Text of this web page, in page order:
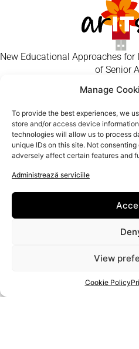
Manage
To provide the best experiences, we
store and/or access device
technologies will allow us to process
unique IDs on this site. Not
adversely affect certain features and
Administrează serviciile
View
Cookie Policy
New Educational Approaches
of Senior
ARTIZANI
DESPRE NOI
FAQ
Contactaţi-ne